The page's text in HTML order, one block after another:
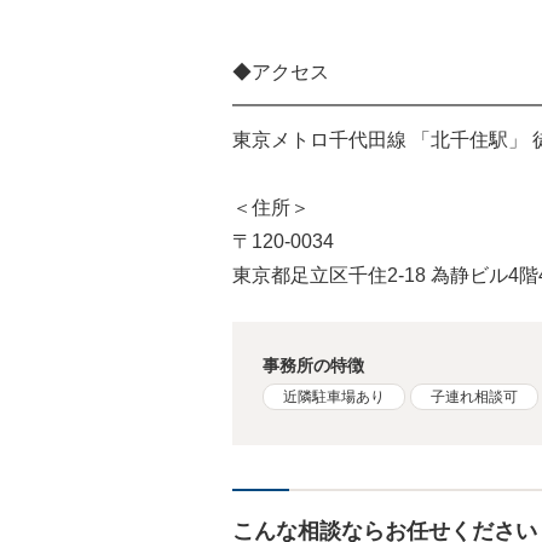
◆アクセス
東京メトロ千代田線 「北千住駅」
＜住所＞
〒120-0034
東京都足立区千住2-18 為静ビル4階
事務所の特徴
近隣駐車場あり 子連れ相談可
こんな相談ならお任せください